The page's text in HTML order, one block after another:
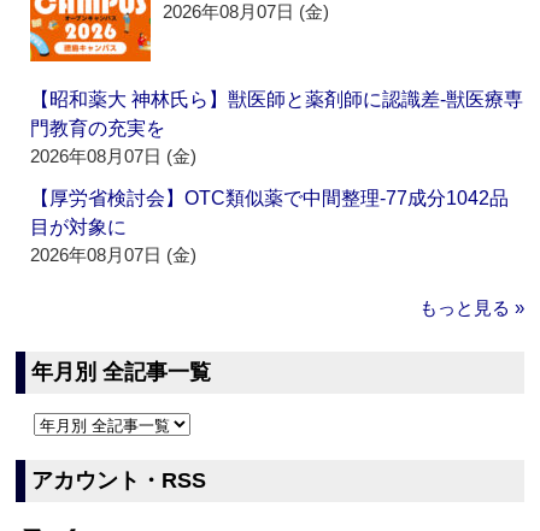
2026年08月07日 (金)
【昭和薬大 神林氏ら】獣医師と薬剤師に認識差‐獣医療専
門教育の充実を
2026年08月07日 (金)
【厚労省検討会】OTC類似薬で中間整理‐77成分1042品
目が対象に
2026年08月07日 (金)
もっと見る »
年月別 全記事一覧
アカウント・RSS